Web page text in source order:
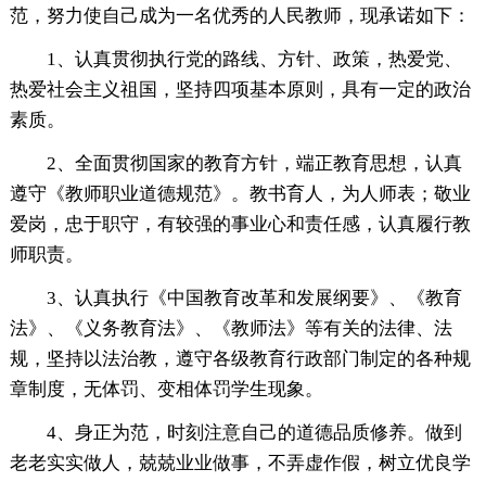
范，努力使自己成为一名优秀的人民教师，现承诺如下：
1、认真贯彻执行党的路线、方针、政策，热爱党、
热爱社会主义祖国，坚持四项基本原则，具有一定的政治
素质。
2、全面贯彻国家的教育方针，端正教育思想，认真
遵守《教师职业道德规范》。教书育人，为人师表；敬业
爱岗，忠于职守，有较强的事业心和责任感，认真履行教
师职责。
3、认真执行《中国教育改革和发展纲要》、《教育
法》、《义务教育法》、《教师法》等有关的法律、法
规，坚持以法治教，遵守各级教育行政部门制定的各种规
章制度，无体罚、变相体罚学生现象。
4、身正为范，时刻注意自己的道德品质修养。做到
老老实实做人，兢兢业业做事，不弄虚作假，树立优良学